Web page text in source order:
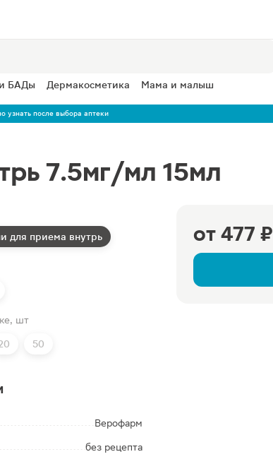
БАДы Дермакосметика Мама и малыш
узнать после выбора аптеки
7.5мг/мл 15мл
от 477 ₽
для приема внутрь
шт
50
Верофарм
без рецепта